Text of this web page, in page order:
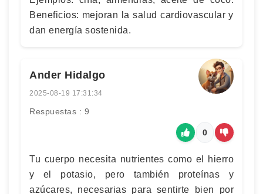
Beneficios: mejoran la salud cardiovascular y
dan energía sostenida.
Ander Hidalgo
2025-08-19 17:31:34
Respuestas : 9
0
Tu cuerpo necesita nutrientes como el hierro
y el potasio, pero también proteínas y
azúcares, necesarias para sentirte bien por